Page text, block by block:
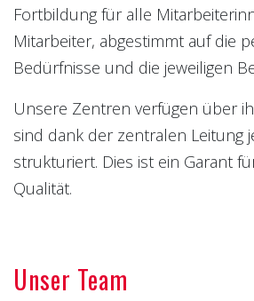
Fortbildung für alle
Mitarbeiter, abgestimmt auf die
Bedürfnisse und die jeweiligen
Unsere Zentren verfügen über
sind dank der zentralen Leitung
strukturiert. Dies ist ein Garant
Qualität.
Unser Team